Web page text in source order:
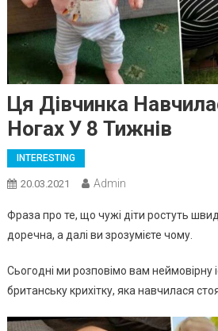
Ця Дівчинка
Ногах У 8 Тижнів
INTERESTING
20.03.2021 Admin
Фраза про те, що чужі діти ростуть
доречна, а далі ви зрозумієте чому.
Сьогодні ми розповімо вам неймовірну
британську крихітку, яка навчилася